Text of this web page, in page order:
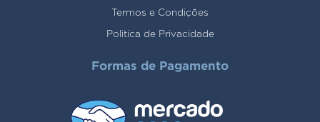
Termos e Condições
Politica de Privacidade
Formas de Pagamento